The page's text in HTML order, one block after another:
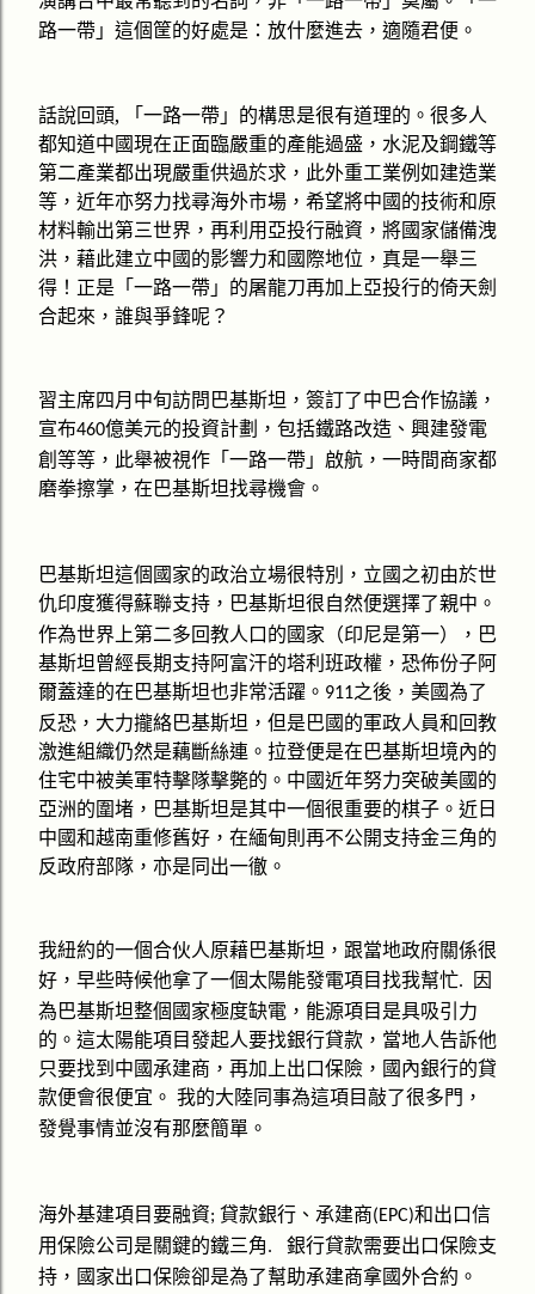
路一帶 」 這個筐的好處是：放什麼進去，適隨君便。
話說回頭, 「一路一帶 」 的構思是很有道理的。很多人
都知道中國現在正面臨嚴重的產能過盛，水泥及鋼鐵等
第二產業都出現嚴重供過於求，此外重工業例如建造業
等，近年亦努力找尋海外市場，希望將中國的技術和原
材料輸出第三世界，再利用亞投行融資，將國家儲備洩
洪，藉此建立中國的影響力和國際地位，真是一舉三
得！正是 「一路一帶 」 的屠龍刀再加上亞投行的倚天劍
合起來，誰與爭鋒呢？
習主席四月中旬訪問巴基斯坦，簽訂了中巴合作協議，
宣布460億美元的投資計劃，包括鐵路改造 、 興建發電
創等等，此舉被視作 「一路一帶 」 啟航，一時間商家都
磨拳擦掌，在巴基斯坦找尋機會。
巴基斯坦這個國家的政治立場很特別，立國之初由於世
仇印度獲得蘇聯支持，巴基斯坦很自然便選擇了親中。
作為世界上第二多回教人口的國家（印尼是第一），巴
基斯坦曾經長期支持阿富汗的塔利班政權，恐佈份子阿
爾蓋達的在巴基斯坦也非常活躍。 911之後，美國為了
反恐，大力攏絡巴基斯坦，但是巴國的軍政人員和回教
激進組織仍然是藕斷絲連。拉登便是在巴基斯坦境內的
住宅中被美軍特擊隊擊斃的。中國近年努力突破美國的
亞洲的圍堵，巴基斯坦是其中一個很重要的棋子。近日
中國和越南重修舊好，在緬甸則再不公開支持金三角的
反政府部隊，亦是同出一徹。
我紐約的一個合伙人原藉巴基斯坦 ，跟當地政府關係很
好， 早些時候他拿了一個太陽能發電項目找我幫忙.
因
為巴基斯坦整個國家極度缺電，能源項目是具吸引力
的。這太陽能項目發起人要找銀行貸款，當地人告訴他
只要找到中國承建商，再加上出口保險，國內銀行的貸
款便會很便宜。 我的大陸同事為這項目敲了很多門，
發覺事情並沒有那麼簡單。
海外基建項目要融資; 貸款銀行、承建商(EPC)和出口信
用保險公司是關鍵的鐵三角.
銀行貸款需要出口保險支
持，國家出口保險卻是為了幫助承建商拿國外合約。